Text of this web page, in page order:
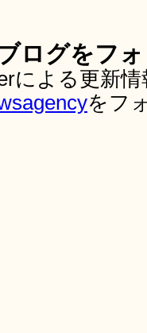
ログをフ
による更新
をフ